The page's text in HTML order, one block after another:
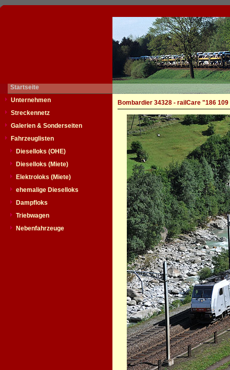
Startseite
Unternehmen
Streckennetz
Galerien & Sonderseiten
Fahrzeuglisten
Dieselloks (OHE)
Dieselloks (Miete)
Elektroloks (Miete)
ehemalige Dieselloks
Dampfloks
Triebwagen
Nebenfahrzeuge
Bombardier 34328 - railCare "186 109